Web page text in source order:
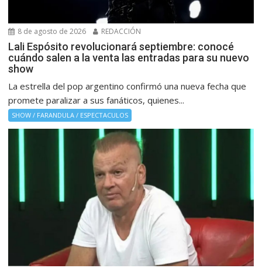
8 de agosto de 2026 REDACCIÓN
Lali Espósito revolucionará septiembre: conocé
cuándo salen a la venta las entradas para su nuevo
show
La estrella del pop argentino confirmó una nueva fecha que
promete paralizar a sus fanáticos, quienes...
SHOW / FARANDULA / ESPECTACULOS